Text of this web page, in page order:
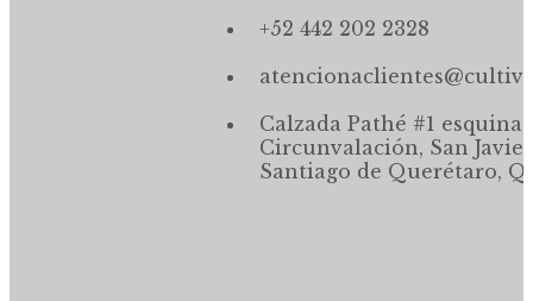
+52 442 202 2328
Calzada Pathé #1 esquina,
Circunvalación, San
Santiago de Querétaro,